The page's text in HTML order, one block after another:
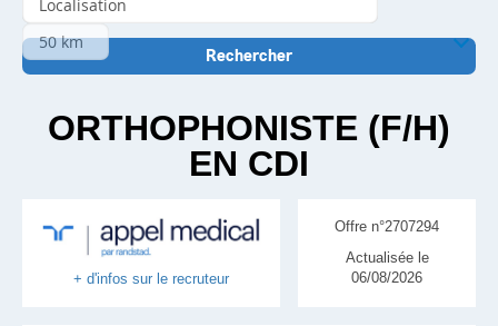
ORTHOPHONISTE (F/H)
EN CDI
+ d'infos sur le recruteur
Offre n°2707294
Actualisée le
06/08/2026